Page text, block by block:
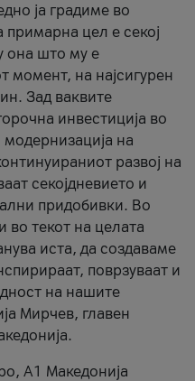
ја градиме во
цел е секој
она што му е
момент, на најсигурен
Зад ваквите
инвестиција во
на
развој на
секојдневието и
придобивки. Во
во текот на целата
иста, да создаваме
поврзуваат и
на нашите
Мирчев, главен
А1 Македонија